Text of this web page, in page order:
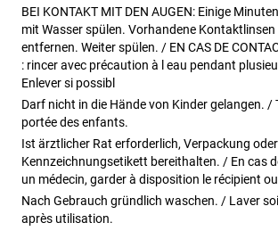
BEI KONTAKT MIT DEN AUGEN: Einige
mit Wasser spülen. Vorhandene
entfernen. Weiter spülen. / EN CAS DE
: rincer avec précaution à l eau pendant
Enlever si possibl
Darf nicht in die Hände von Kinder gelangen. /
portée des enfants.
Ist ärztlicher Rat erforderlich, Verpackung oder
Kennzeichnungsetikett bereithalten. / En cas
un médecin, garder à disposition le récipient
Nach Gebrauch gründlich waschen. / Laver
après utilisation.